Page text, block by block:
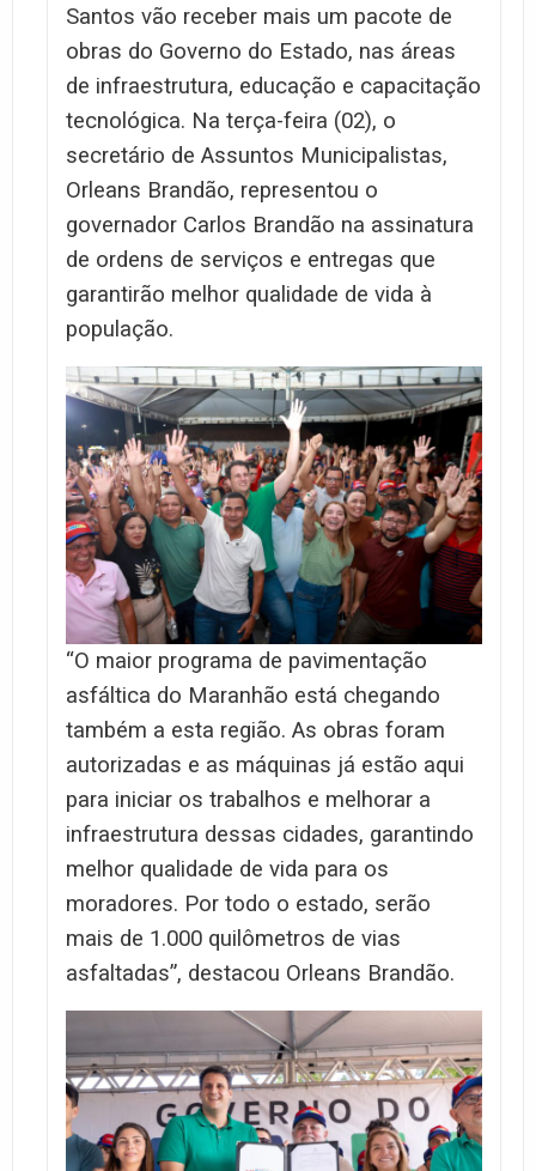
Santos vão receber mais um pacote de
obras do Governo do Estado, nas áreas
de infraestrutura, educação e capacitação
tecnológica. Na terça-feira (02), o
secretário de Assuntos Municipalistas,
Orleans Brandão, representou o
governador Carlos Brandão na assinatura
de ordens de serviços e entregas que
garantirão melhor qualidade de vida à
população.
“O maior programa de pavimentação
asfáltica do Maranhão está chegando
também a esta região. As obras foram
autorizadas e as máquinas já estão aqui
para iniciar os trabalhos e melhorar a
infraestrutura dessas cidades, garantindo
melhor qualidade de vida para os
moradores. Por todo o estado, serão
mais de 1.000 quilômetros de vias
asfaltadas”, destacou Orleans Brandão.